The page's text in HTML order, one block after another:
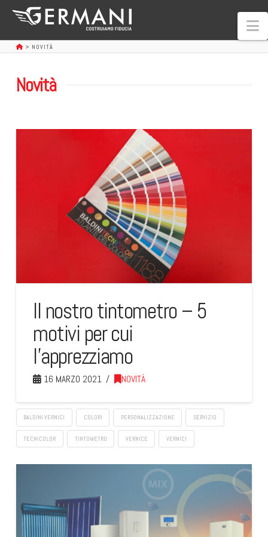
> NOVITÀ
Novità
Il nostro tintometro – 5
motivi per cui
l’apprezziamo
16 MARZO 2021 NOVITÀ
BALDINI VERNICI COLORI PERSONALIZZAZIONE SERVIZIO
TECNICOLOR TINTOMETRO VERNICE VERNICI